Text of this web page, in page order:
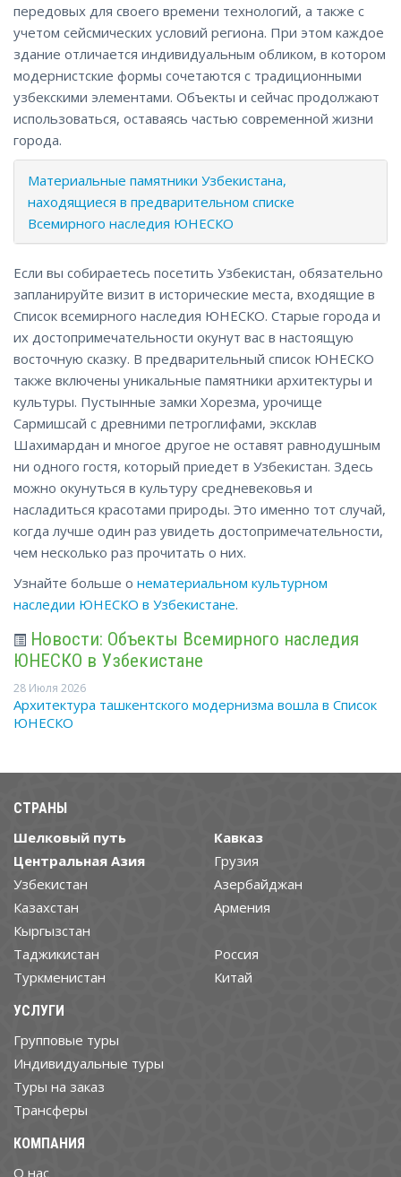
передовых для своего времени технологий, а также с
учетом сейсмических условий региона. При этом каждое
здание отличается индивидуальным обликом, в котором
модернистские формы сочетаются с традиционными
узбекскими элементами. Объекты и сейчас продолжают
использоваться, оставаясь частью современной жизни
города.
Материальные памятники Узбекистана,
находящиеся в предварительном списке
Всемирного наследия ЮНЕСКО
Если вы собираетесь посетить Узбекистан, обязательно
запланируйте визит в исторические места, входящие в
Список всемирного наследия ЮНЕСКО. Старые города и
их достопримечательности окунут вас в настоящую
восточную сказку. В предварительный список ЮНЕСКО
также включены уникальные памятники архитектуры и
культуры. Пустынные замки Хорезма, урочище
Сармишсай с древними петроглифами, эксклав
Шахимардан и многое другое не оставят равнодушным
ни одного гостя, который приедет в Узбекистан. Здесь
можно окунуться в культуру средневековья и
насладиться красотами природы. Это именно тот случай,
когда лучше один раз увидеть достопримечательности,
чем несколько раз прочитать о них.
Узнайте больше о нематериальном культурном
наследии ЮНЕСКО в Узбекистане.
Новости: Объекты Всемирного наследия
ЮНЕСКО в Узбекистане
28 Июля 2026
Архитектура ташкентского модернизма вошла в Список
ЮНЕСКО
СТРАНЫ
Шелковый путь
Центральная Азия
Узбекистан
Казахстан
Кыргызстан
Таджикистан
Туркменистан
Кавказ
Грузия
Азербайджан
Армения
Россия
Китай
УСЛУГИ
Групповые туры
Индивидуальные туры
Туры на заказ
Трансферы
КОМПАНИЯ
О нас